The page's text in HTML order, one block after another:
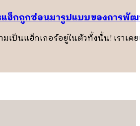
แฮ็กถูกซ่อนมารูปแบบของการพั
มเป็นแฮ็กเกอร์อยู่ในตัวทั้งนั้น! เราเค